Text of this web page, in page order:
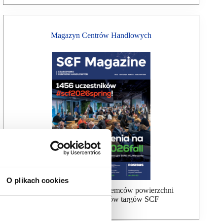
O plikach cookies
Magazyn Centrów Handlowych
Bezpłatna wysyłka dla najemców powierzchni
handlowej, uczestników targów SCF